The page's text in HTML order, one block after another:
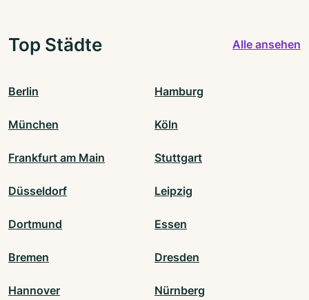
Top Städte Alle ansehen
Berlin Hamburg
München Köln
Frankfurt am Main Stuttgart
Düsseldorf Leipzig
Dortmund Essen
Bremen Dresden
Hannover Nürnberg